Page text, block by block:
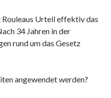
Urteil effektiv das
34 Jahren in der
rund um das Gesetz
angewendet werden?